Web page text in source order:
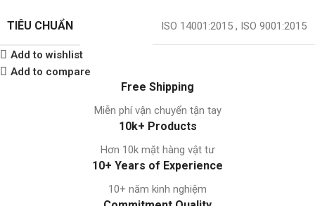
TIÊU CHUẨN ISO 14001:2015 , ISO 9001:2015
Add to wishlist
Add to compare
Free Shipping
Miễn phí vận chuyển tận tay
10k+ Products
Hơn 10k mặt hàng vật tư
10+ Years of Experience
10+ năm kinh nghiệm